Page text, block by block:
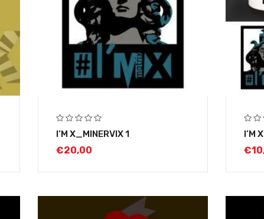
I’M X_MINERVIX 1
€20,00
I’M
€